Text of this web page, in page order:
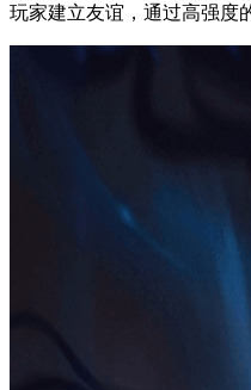
玩家建立友谊，通过高强度